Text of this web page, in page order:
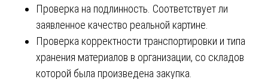
Проверка на подлинность. Соответствует ли
заявленное качество реальной картине.
Проверка корректности транспортировки и типа
хранения материалов в организации, со складов
которой была произведена закупка.